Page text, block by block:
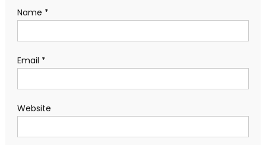
Name *
Email *
Website